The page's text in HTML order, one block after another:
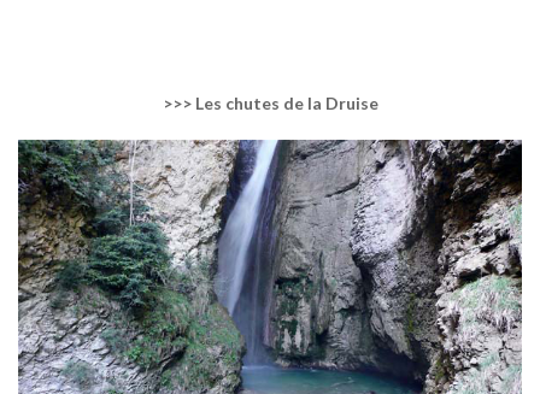
>>> Les chutes de la Druise